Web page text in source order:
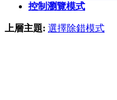
控制瀏覽模式
上層主題: 選擇除錯模式